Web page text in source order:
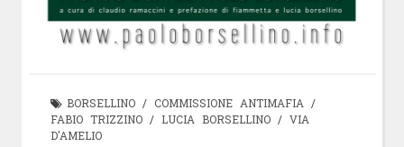
BORSELLINO/ COMMISSIONE ANTIMAFIA /
FABIO TRIZZINO/ LUCIA BORSELLINO/ VIA
D'AMELIO